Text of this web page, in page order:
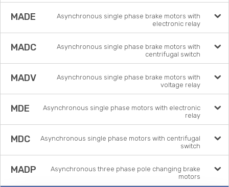
MADE
Asynchronous single phase brake motors with
electronic relay
MADC
Asynchronous single phase brake motors with
centrifugal switch
MADV
Asynchronous single phase brake motors with
voltage relay
MDE
Asynchronous single phase motors with electronic
relay
MDC
Asynchronous single phase motors with centrifugal
switch
MADP
Asynchronous three phase pole changing brake
motors